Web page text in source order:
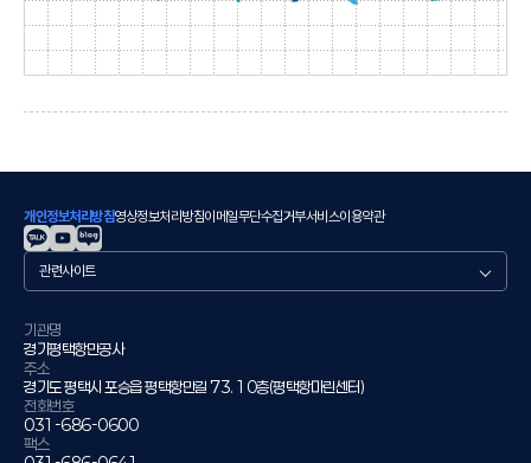
개인정보처리방침영상정보처리방침이메일무단수집거부서비스이용약관
관
련
이
트
기관명
경기평택항만공사
주소
경기도 평택시 포승읍 평택항만길 73. 10층(평택항마린센터)
전화번호
031-686-0600
팩스